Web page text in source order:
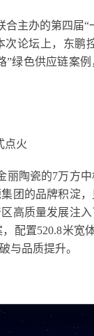
主办的第四届
论坛上，东鹏
”绿色供应链案
点火
丽陶瓷的7万方
团的品牌积淀
高质量发展注
配置520.8米宽
与品质提升。